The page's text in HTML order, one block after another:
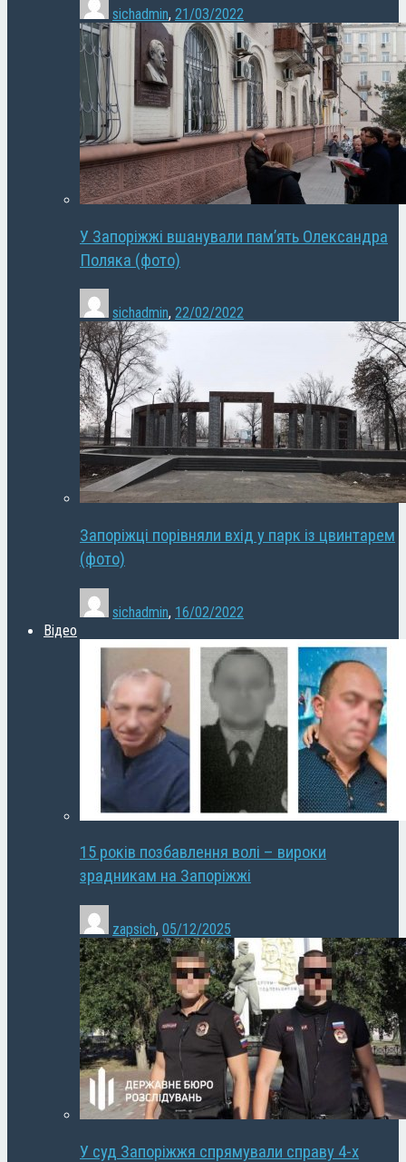
sichadmin, 21/03/2022
У Запоріжжі вшанували пам’ять Олександра
Поляка (фото)
sichadmin, 22/02/2022
Запоріжці порівняли вхід у парк із цвинтарем
(фото)
sichadmin, 16/02/2022
Відео
15 років позбавлення волі – вироки
зрадникам на Запоріжжі
zapsich, 05/12/2025
У суд Запоріжжя спрямували справу 4-х